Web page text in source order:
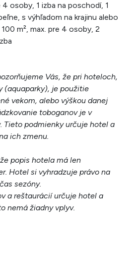
4 osoby, 1 izba na poschodí, 1
s výhľadom na krajinu alebo
m², max. pre 4 osoby, 2
Vás, že pri hoteloch,
(aquaparky), je použitie
vekom, alebo výškou danej
toboganov je v
Tieto podmienky určuje hotel a
ich zmenu.
popis hotela má len
Hotel si vyhradzuje právo na
sezóny.
a reštaurácií určuje hotel a
nemá žiadny vplyv.